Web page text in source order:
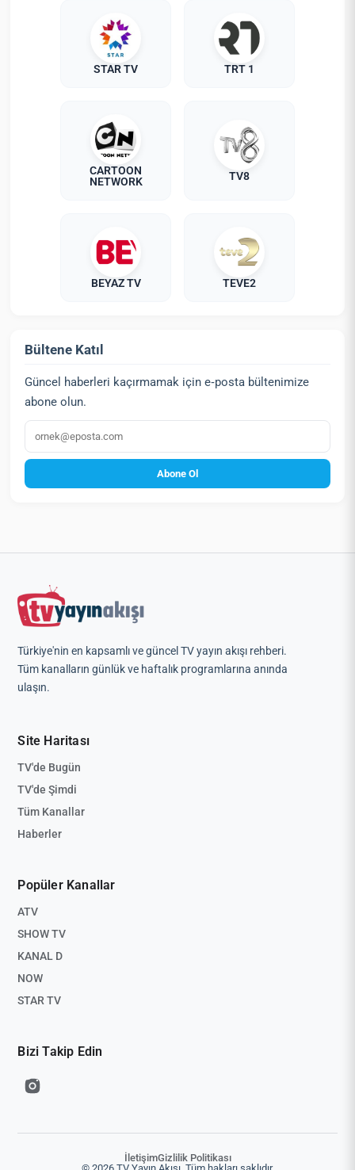
STAR TV TRT 1
CARTOON
NETWORK
TV8
BEYAZ TV TEVE2
Bültene Katıl
Güncel haberleri kaçırmamak için e‑posta bültenimize
abone olun.
E‑posta
Abone Ol
Türkiye'nin en kapsamlı ve güncel TV yayın akışı rehberi.
Tüm kanalların günlük ve haftalık programlarına anında
ulaşın.
Site Haritası
TV'de Bugün
TV'de Şimdi
Tüm Kanallar
Haberler
Popüler Kanallar
ATV
SHOW TV
KANAL D
NOW
STAR TV
Bizi Takip Edin
İletişimGizlilik Politikası